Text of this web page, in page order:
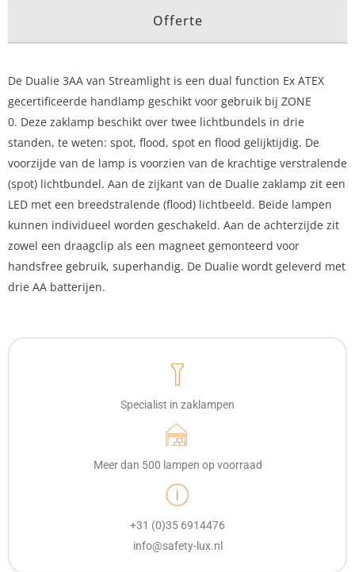
Offerte
De Dualie 3AA van Streamlight is een dual function Ex ATEX
gecertificeerde handlamp geschikt voor gebruik bij ZONE
0. Deze zaklamp beschikt over twee lichtbundels in drie
standen, te weten: spot, flood, spot en flood gelijktijdig. De
voorzijde van de lamp is voorzien van de krachtige verstralende
(spot) lichtbundel. Aan de zijkant van de Dualie zaklamp zit een
LED met een breedstralende (flood) lichtbeeld. Beide lampen
kunnen individueel worden geschakeld. Aan de achterzijde zit
zowel een draagclip als een magneet gemonteerd voor
handsfree gebruik, superhandig. De Dualie wordt geleverd met
drie AA batterijen.
Specialist in zaklampen
Meer dan 500 lampen op voorraad
+31 (0)35 6914476
info@safety-lux.nl